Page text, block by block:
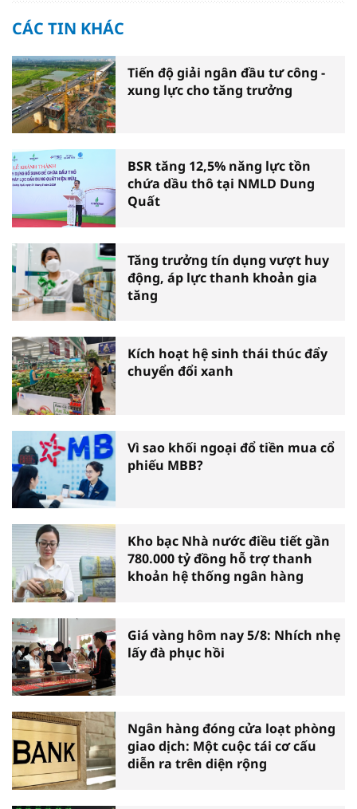
CÁC TIN KHÁC
Tiến độ giải ngân đầu tư công -
xung lực cho tăng trưởng
BSR tăng 12,5% năng lực tồn
chứa dầu thô tại NMLD Dung
Quất
Tăng trưởng tín dụng vượt huy
động, áp lực thanh khoản gia
tăng
Kích hoạt hệ sinh thái thúc đẩy
chuyển đổi xanh
Vì sao khối ngoại đổ tiền mua cổ
phiếu MBB?
Kho bạc Nhà nước điều tiết gần
780.000 tỷ đồng hỗ trợ thanh
khoản hệ thống ngân hàng
Giá vàng hôm nay 5/8: Nhích nhẹ
lấy đà phục hồi
Ngân hàng đóng cửa loạt phòng
giao dịch: Một cuộc tái cơ cấu
diễn ra trên diện rộng